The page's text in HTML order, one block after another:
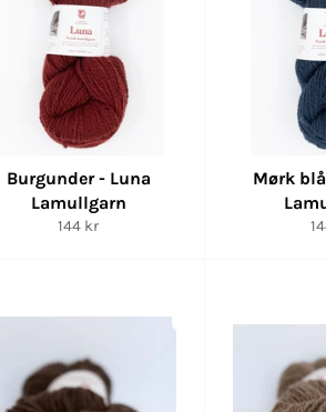
Burgunder - Luna
Lamullgarn
Vanlig
144 kr
Mørk